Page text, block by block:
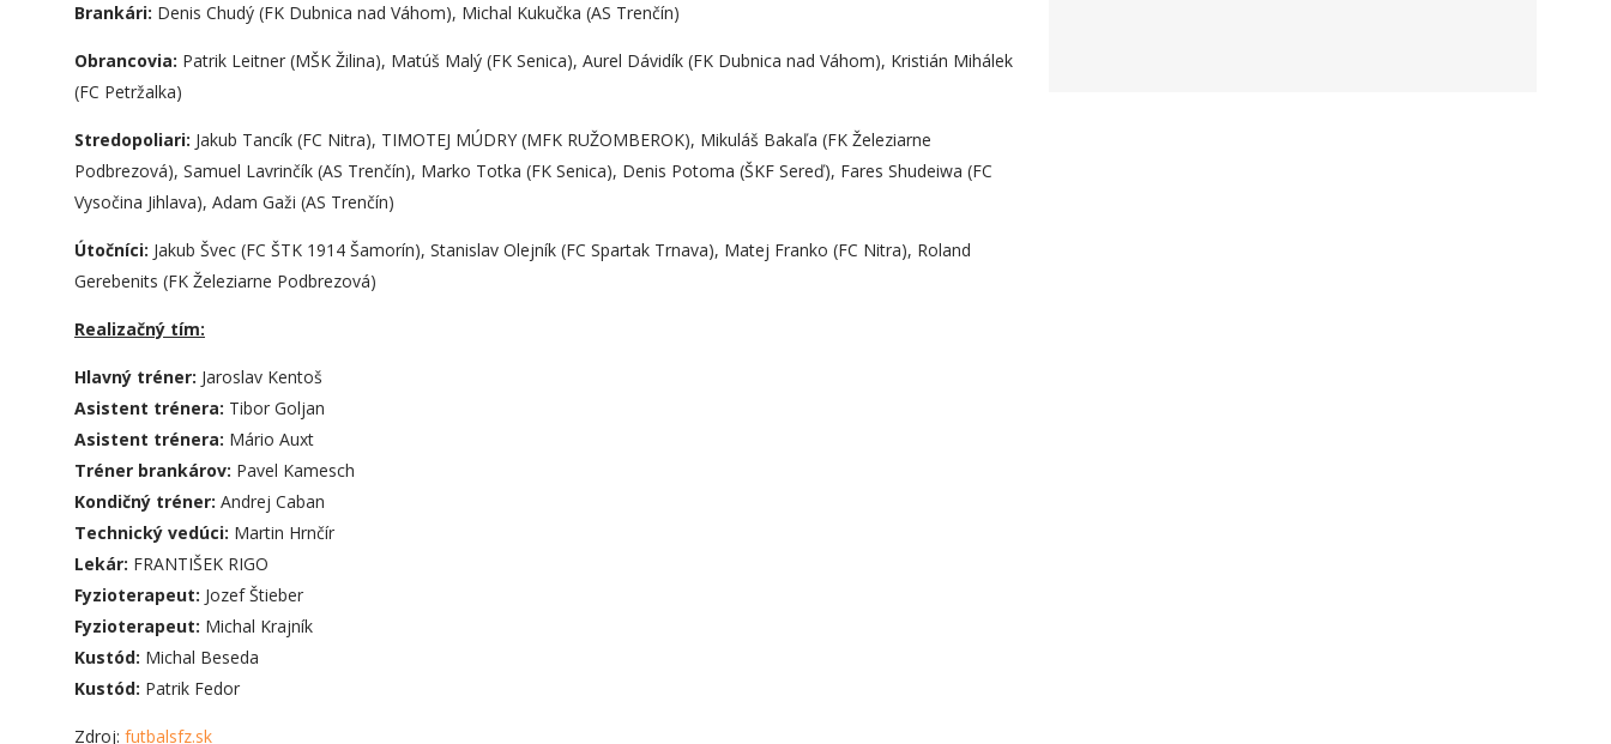
Brankári: Denis Chudý (FK Dubnica nad Váhom), Michal Kukučka (AS Trenčín)
Obrancovia: Patrik Leitner (MŠK Žilina), Matúš Malý (FK Senica), Aurel Dávidík (FK Dubnica nad Váhom), Kristián Mihálek
(FC Petržalka)
Stredopoliari: Jakub Tancík (FC Nitra), TIMOTEJ MÚDRY (MFK RUŽOMBEROK), Mikuláš Bakaľa (FK Železiarne
Podbrezová), Samuel Lavrinčík (AS Trenčín), Marko Totka (FK Senica), Denis Potoma (ŠKF Sereď), Fares Shudeiwa (FC
Vysočina Jihlava), Adam Gaži (AS Trenčín)
Útočníci: Jakub Švec (FC ŠTK 1914 Šamorín), Stanislav Olejník (FC Spartak Trnava), Matej Franko (FC Nitra), Roland
Gerebenits (FK Železiarne Podbrezová)
Realizačný tím:
Hlavný tréner: Jaroslav Kentoš
Asistent trénera: Tibor Goljan
Asistent trénera: Mário Auxt
Tréner brankárov: Pavel Kamesch
Kondičný tréner: Andrej Caban
Technický vedúci: Martin Hrnčír
Lekár: FRANTIŠEK RIGO
Fyzioterapeut: Jozef Štieber
Fyzioterapeut: Michal Krajník
Kustód: Michal Beseda
Kustód: Patrik Fedor
Zdroj: futbalsfz.sk